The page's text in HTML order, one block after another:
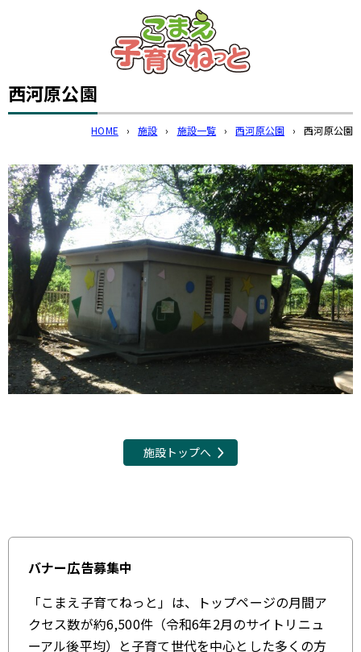
このページの本文へ
西河原公園
HOME › 施設 › 施設一覧 › 西河原公園 › 西河原公園
施設トップへ
バナー広告募集中
「こまえ子育てねっと」は、トップページの月間ア
クセス数が約6,500件（令和6年2月のサイトリニュ
ーアル後平均）と子育て世代を中心とした多くの方